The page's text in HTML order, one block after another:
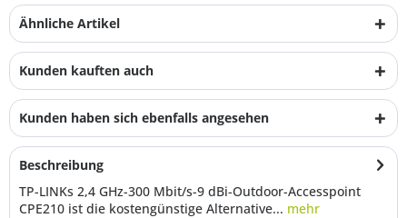
Ähnliche Artikel
Kunden kauften auch
Kunden haben sich ebenfalls angesehen
Beschreibung
TP-LINKs 2,4 GHz-300 Mbit/s-9 dBi-Outdoor-Accesspoint
CPE210 ist die kostengünstige Alternative... mehr